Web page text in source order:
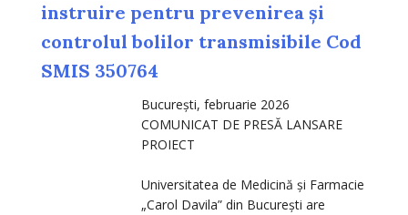
instruire pentru prevenirea și
controlul bolilor transmisibile Cod
SMIS 350764
Bucureşti, februarie 2026
COMUNICAT DE PRESĂ LANSARE
PROIECT
Universitatea de Medicină și Farmacie
„Carol Davila” din București are